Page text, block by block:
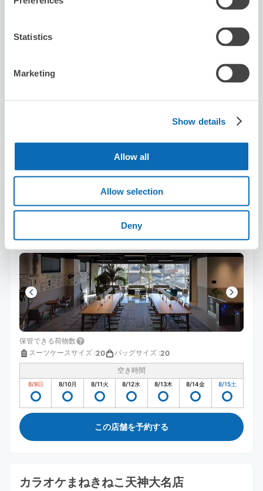
Statistics
Marketing
Show details
Allow all
Allow selection
Deny
Co-work&Share.H
本日の営業時間: 10:00〜17:00
保管できる荷物数
スーツケースサイズ :20 バッグサイズ :20
空き時間
8/9日 8/10月 8/11火 8/12水 8/13木 8/14金 8/15土
この店舗を予約する
カラオケまねきねこ天神大名店